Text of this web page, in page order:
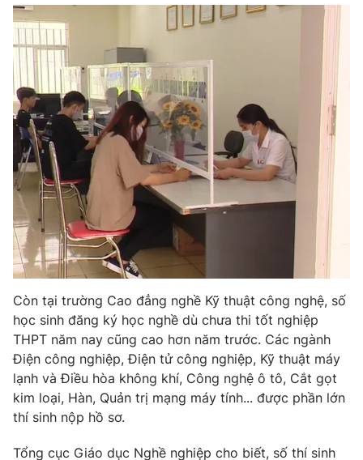
Khán giả
Giải sao mai
Âm nhạc
Sao
Du lịch
Làm đẹp
Chất lượng cuộc sống
Giáo dục
Tuyển sinh
Học trực tuyến
Công nghệ
Hitech Công nghệ tương lai
Sản phẩm
Thị trường
Tư vấn
Giao lưu trực tuyến
Lịch phát sóng
Chuyên mục khác
Emagazine Podcast
Photo Infographic
Video Shorts video
VTV Money VTV Thể thao
VTV Sức khoẻ Bất động sản
Còn tại trường Cao đẳng nghề Kỹ thuật công nghệ, số
học sinh đăng ký học nghề dù chưa thi tốt nghiệp
THPT năm nay cũng cao hơn năm trước. Các ngành
Điện công nghiệp, Điện tử công nghiệp, Kỹ thuật máy
lạnh và Điều hòa không khí, Công nghệ ô tô, Cắt gọt
kim loại, Hàn, Quản trị mạng máy tính... được phần lớn
thí sinh nộp hồ sơ.
Tổng cục Giáo dục Nghề nghiệp cho biết, số thí sinh